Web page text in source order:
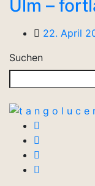
Ulm –
22. April
Suchen